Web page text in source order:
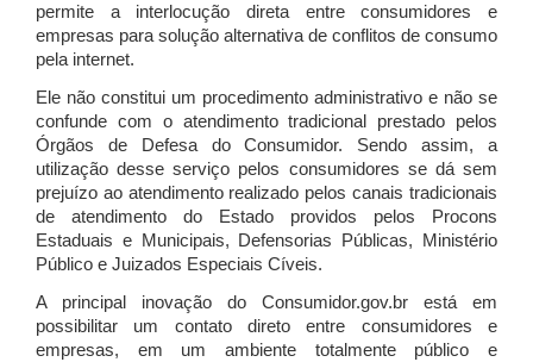
permite a interlocução direta entre consumidores e
empresas para solução alternativa de conflitos de consumo
pela internet.
Ele não constitui um procedimento administrativo e não se
confunde com o atendimento tradicional prestado pelos
Órgãos de Defesa do Consumidor. Sendo assim, a
utilização desse serviço pelos consumidores se dá sem
prejuízo ao atendimento realizado pelos canais tradicionais
de atendimento do Estado providos pelos Procons
Estaduais e Municipais, Defensorias Públicas, Ministério
Público e Juizados Especiais Cíveis.
A principal inovação do Consumidor.gov.br está em
possibilitar um contato direto entre consumidores e
empresas, em um ambiente totalmente público e